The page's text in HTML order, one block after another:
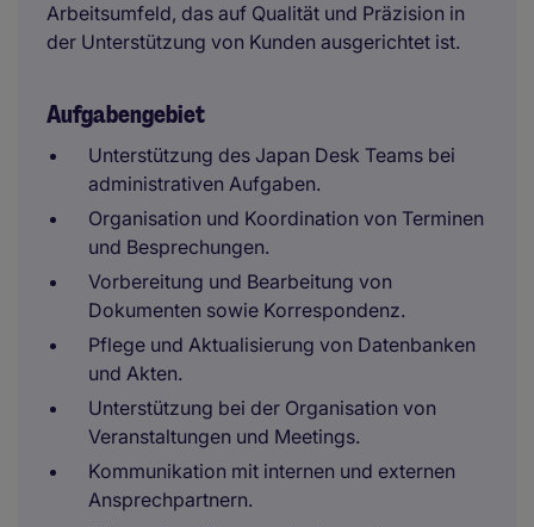
Arbeitsumfeld, das auf Qualität und Präzision in
der Unterstützung von Kunden ausgerichtet ist.
Aufgabengebiet
Unterstützung des Japan Desk Teams bei
administrativen Aufgaben.
Organisation und Koordination von Terminen
und Besprechungen.
Vorbereitung und Bearbeitung von
Dokumenten sowie Korrespondenz.
Pflege und Aktualisierung von Datenbanken
und Akten.
Unterstützung bei der Organisation von
Veranstaltungen und Meetings.
Kommunikation mit internen und externen
Ansprechpartnern.